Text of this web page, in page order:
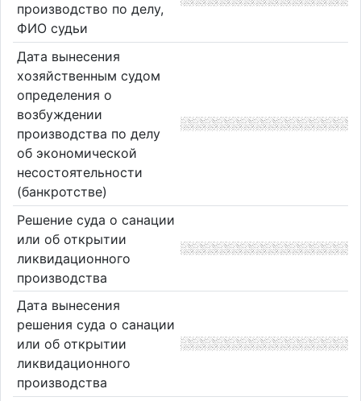
производство по делу,
ФИО судьи
Дата вынесения
хозяйственным судом
определения о
возбуждении
производства по делу
об экономической
несостоятельности
(банкротстве)
Решение суда о санации
или об открытии
ликвидационного
производства
Дата вынесения
решения суда о санации
или об открытии
ликвидационного
производства